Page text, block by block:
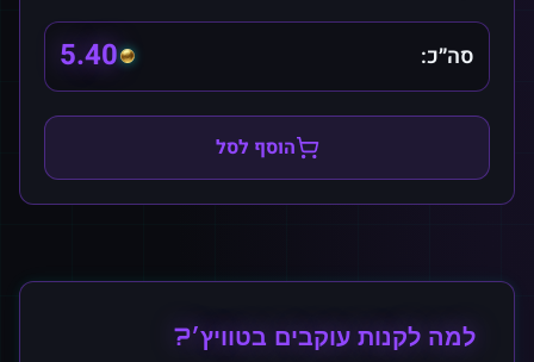
סה״כ: 5.40
הוסף לסל
למה לקנות עוקבים בטוויץ׳?